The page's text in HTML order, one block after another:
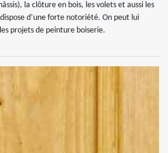
la clôture en bois, les volets et aussi les
d’une forte notoriété. On peut lui
projets de peinture boiserie.